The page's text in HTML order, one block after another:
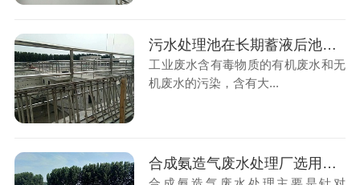
污水处理池在长期蓄液后池体内壁会酥化、脱落
工业废水含有毒物质的有机废水和无
机废水的污染，含有大...
合成氨造气废水处理厂选用烟台鲁蒙乙烯基酯防腐涂料